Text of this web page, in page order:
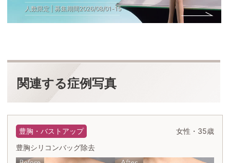
人数限定 | 募集期間2026/08/01-15
関連する症例写真
豊胸シリコンバッグ除去
豊胸・バストアップ 女性・35歳